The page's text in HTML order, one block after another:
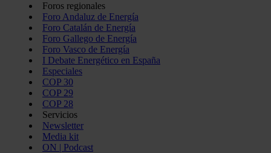
Foros regionales
Foro Andaluz de Energía
Foro Catalán de Energía
Foro Gallego de Energía
Foro Vasco de Energía
I Debate Energético en España
Especiales
COP 30
COP 29
COP 28
Servicios
Newsletter
Media kit
ON | Podcast